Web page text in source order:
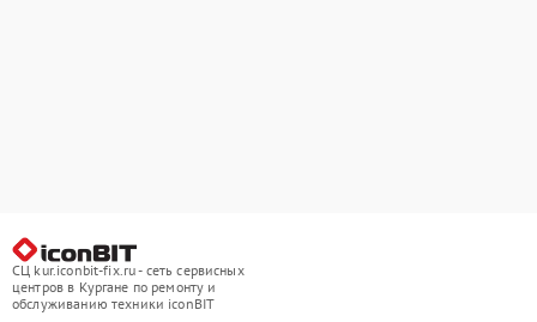
СЦ kur.iconbit-fix.ru - сеть сервисных
центров в Кургане по ремонту и
обслуживанию техники iconBIT